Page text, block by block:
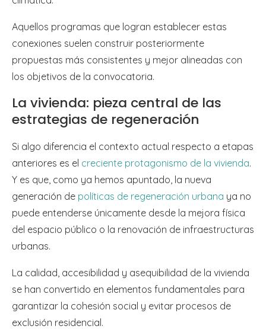
Aquellos programas que logran establecer estas
conexiones suelen construir posteriormente
propuestas más consistentes y mejor alineadas con
los objetivos de la convocatoria.
La vivienda: pieza central de las
estrategias de regeneración
Si algo diferencia el contexto actual respecto a etapas
anteriores es el creciente protagonismo de la vivienda.
Y es que, como ya hemos apuntado, la nueva
generación de políticas de regeneración urbana ya no
puede entenderse únicamente desde la mejora física
del espacio público o la renovación de infraestructuras
urbanas.
La calidad, accesibilidad y asequibilidad de la vivienda
se han convertido en elementos fundamentales para
garantizar la cohesión social y evitar procesos de
exclusión residencial.